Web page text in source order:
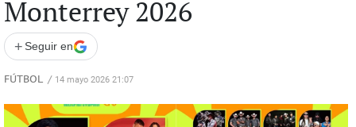
Monterrey 2026
+ Seguir en
FÚTBOL / 14 mayo 2026 21:07